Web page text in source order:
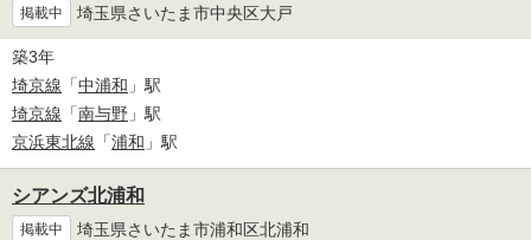
掲載中 埼玉県さいたま市中央区大戸
築3年
埼京線 「中浦和 」駅
埼京線 「南与野 」駅
京浜東北線 「浦和 」駅
シアンズ北浦和
掲載中 埼玉県さいたま市浦和区北浦和